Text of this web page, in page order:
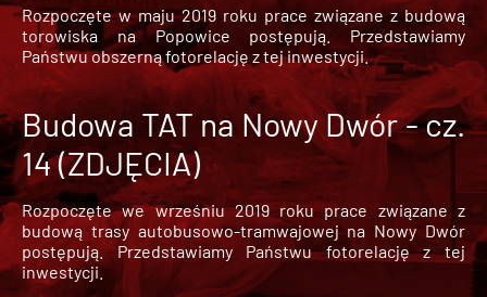
Rozpoczęte w maju 2019 roku prace związane z budową
torowiska na Popowice
postępują. Przedstawiamy
Państwu obszerną fotorelację z tej inwestycji.
Budowa TAT na Nowy Dwór - cz.
14 (ZDJĘCIA)
Rozpoczęte we wrześniu 2019 roku prace związane z
budową trasy autobusowo-tramwajowej na Nowy Dwór
postępują. Przedstawiamy Państwu fotorelację z tej
inwestycji.